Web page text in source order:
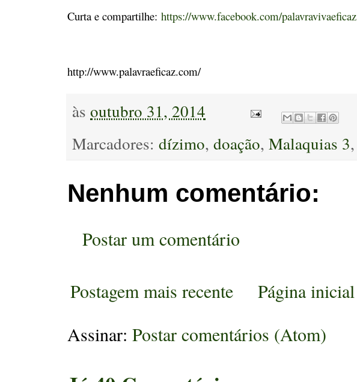
Curta e compartilhe: https://www.facebook.com/palavravivaeficaz
http://www.palavraeficaz.com/
às outubro 31, 2014
Marcadores: dízimo, doação, Malaquias 3,
Nenhum comentário:
Postar um comentário
Postagem mais recente
Página inicial
Assinar: Postar comentários (Atom)